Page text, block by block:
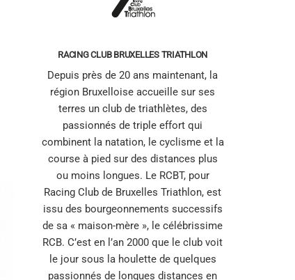
RACING CLUB BRUXELLES TRIATHLON
Depuis près de 20 ans maintenant, la
région Bruxelloise accueille sur ses
terres un club de triathlètes, des
passionnés de triple effort qui
combinent la natation, le cyclisme et la
course à pied sur des distances plus
ou moins longues. Le RCBT, pour
Racing Club de Bruxelles Triathlon, est
issu des bourgeonnements successifs
de sa « maison-mère », le célébrissime
RCB. C’est en l’an 2000 que le club voit
le jour sous la houlette de quelques
passionnés de longues distances en